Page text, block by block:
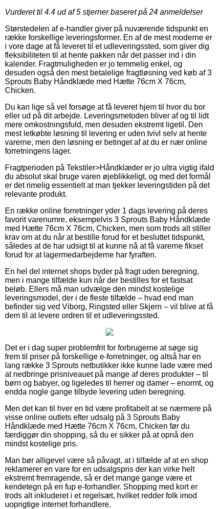
Vurderet til 4.4 ud af 5 stjerner baseret på 24 anmeldelser
Størstedelen af e-handler giver på nuværende tidspunkt en
række forskellige leveringsformer. En af de mest moderne er
i vore dage at få leveret til et udleveringssted, som giver dig
fleksibiliteten til at hente pakken når det passer ind i din
kalender. Fragtmuligheden er jo temmelig enkel, og
desuden også den mest betalelige fragtløsning ved køb af 3
Sprouts Baby Håndklæde med Hætte 76cm X 76cm,
Chicken.
Du kan lige så vel forsøge at få leveret hjem til hvor du bor
eller ud på dit arbejde. Leveringsmetoden bliver af og til lidt
mere omkostningsfuld, men desuden ekstremt ligetil. Den
mest letkøbte løsning til levering er uden tvivl selv at hente
varerne, men den løsning er betinget af at du er nær online
forretningens lager.
Fragtperioden på Tekstiler>Håndklæder er jo ultra vigtig ifald
du absolut skal bruge varen øjeblikkeligt, og med det formål
er det rimelig essentielt at man tjekker leveringstiden på det
relevante produkt.
En række online forretninger yder 1 dags levering på deres
favorit varenumre, eksempelvis 3 Sprouts Baby Håndklæde
med Hætte 76cm X 76cm, Chicken, men som trods alt stiller
krav om at du når at bestille forud for et besluttet tidspunkt,
således at de har udsigt til at kunne nå at få varerne fikset
forud for at lagermedarbejderne har fyraften.
En hel del internet shops byder på fragt uden beregning,
men i mange tilfælde kun når der bestilles for et fastsat
beløb. Ellers må man udvælge den mindst kostelige
leveringsmodel, der i de fleste tilfælde – hvad end man
befinder sig ved Viborg, Ringsted eller Skjern – vil blive at få
dem til at levere ordren til et udleveringssted.
Det er i dag super problemfrit for forbrugerne at søge sig
frem til priser på forskellige e-forretninger, og altså har en
lang række 3 Sprouts netbutikker ikke kunne lade være med
at nedbringe prisniveauet på mange af deres produkter – til
børn og babyer, og ligeledes til herrer og damer – enormt, og
endda nogle gange tilbyde levering uden beregning.
Men det kan til hver en tid være profitabelt at se nærmere på
visse online outlets efter udsalg på 3 Sprouts Baby
Håndklæde med Hætte 76cm X 76cm, Chicken før du
færdiggør din shopping, så du er sikker på at opnå den
mindst kostelige pris.
Man bør alligevel være så påvagt, at i tilfælde af at en shop
reklamerer en vare for en udsalgspris der kan virke helt
ekstremt fremragende, så er det mange gange være et
kendetegn på en fup e-forhandler. Shopping med kort er
trods alt inkluderet i et regelsæt, hvilket redder folk imod
uoprigtige internet forhandlere.